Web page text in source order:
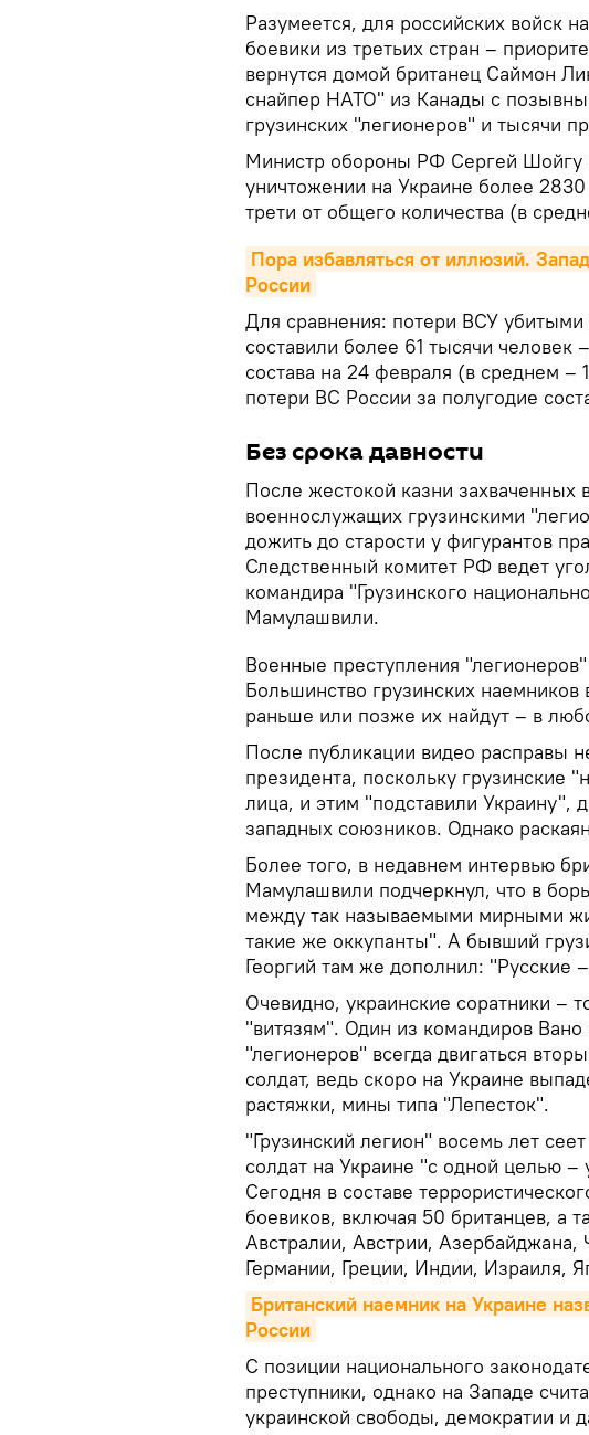
Разумеется, для российских войск
боевики из третьих стран –
вернутся домой британец Саймон
снайпер НАТО" из Канады с
грузинских "легионеров" и тысячи
Министр обороны РФ Сергей Шойгу
уничтожении на Украине более
трети от общего количества (в
Пора избавляться от иллюзий.
России
Для сравнения: потери ВСУ
составили более 61 тысячи человек
состава на 24 февраля (в среднем –
потери ВС России за полугодие
Без срока давности
После жестокой казни захваченных
военнослужащих грузинскими
дожить до старости у фигурантов
Следственный комитет РФ ведет
командира "Грузинского
Мамулашвили.
Военные преступления
Большинство грузинских
раньше или позже их найдут – в
После публикации видео расправы
президента, поскольку грузинские
лица, и этим "подставили Украину",
западных союзников. Однако
Более того, в недавнем интервью
Мамулашвили подчеркнул, что в
между так называемыми мирными
такие же оккупанты". А бывший
Георгий там же дополнил: "Русские
Очевидно, украинские соратники –
"витязям". Один из командиров
"легионеров" всегда двигаться
солдат, ведь скоро на Украине
растяжки, мины типа "Лепесток".
"Грузинский легион" восемь лет
солдат на Украине "с одной целью
Сегодня в составе
боевиков, включая 50 британцев, а
Австралии, Австрии,
Германии, Греции, Индии,
Британский наемник на Украине
России
С позиции национального
преступники, однако на Западе
украинской свободы, демократии и